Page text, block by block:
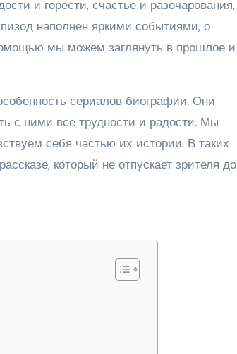
и горести, счастье и разочарования,
наполнен яркими событиями, о
мы можем заглянуть в прошлое и
сериалов биографии. Они
с ними все трудности и радости. Мы
себя частью их истории. В таких
который не отпускает зрителя до